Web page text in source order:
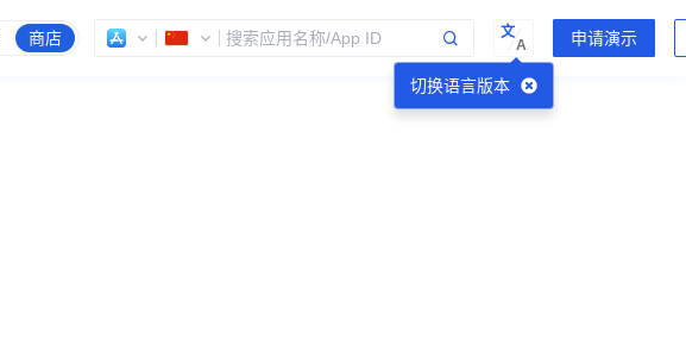
商店
切换语言版本
文
A